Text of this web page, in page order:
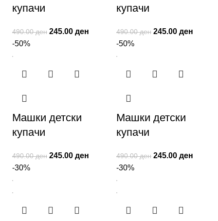
купачи
490.00ден 245.00 ден
купачи
490.00ден 245.00 ден
-50%
Машки детски
купачи
490.00ден 245.00 ден
-50%
Машки детски
купачи
490.00ден 245.00 ден
-30%
-30%